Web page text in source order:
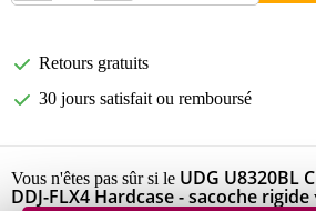
Retours gratuits
30 jours satisfait ou remboursé
Vous n'êtes pas sûr si le UDG U8320BL
DDJ-FLX4 Hardcase - sacoche rigide